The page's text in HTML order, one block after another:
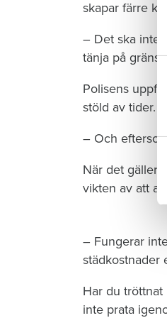
skapar färre
– Det ska inte
tänja på
Polisens
stöld av tider.
– Och
När det gäller
vikten av att
– Fungerar
städkostnader
Har du
inte prata